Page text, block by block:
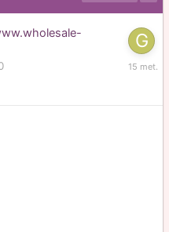
Birželio